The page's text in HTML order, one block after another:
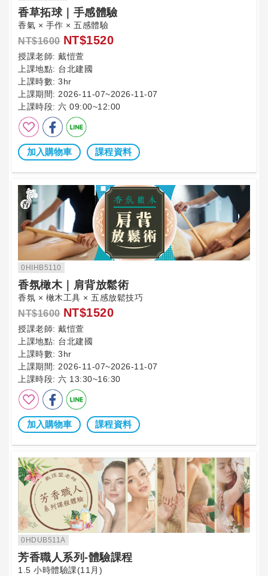
香草拓球｜手感體驗
香氣 × 手作 × 五感體驗
NT$1600 NT$1520
授課老師: 戴愷萱
上課地點: 台北建國
上課時數: 3hr
上課期間: 2026-11-07~2026-11-07
上課時段: 六 09:00~12:00
加入購物車 課程資料
0HIHB5110
香氛橄木｜肩背放鬆術
香氛 × 橄木工具 × 五感放鬆技巧
NT$1600 NT$1520
授課老師: 戴愷萱
上課地點: 台北建國
上課時數: 3hr
上課期間: 2026-11-07~2026-11-07
上課時段: 六 13:30~16:30
加入購物車 課程資料
0HDUB511A
芳香職人系列-體驗課程
1.5 小時體驗課(11月)